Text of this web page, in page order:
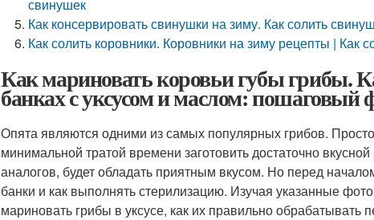
свинушек
Как консервировать свинушки на зиму. Как солить
Как солить коровники. Коровники на зиму рецепты | Как
Как мариновать коровьи губы грибы.
банках с уксусом и маслом: пошаговый
Опята являются одними из самых популярных грибов.
минимальной тратой времени заготовить достаточно
аналогов, будет обладать приятным вкусом. Но перед
банки и как выполнять стерилизацию. Изучая указанные
мариновать грибы в уксусе, как их правильно обрабатывать